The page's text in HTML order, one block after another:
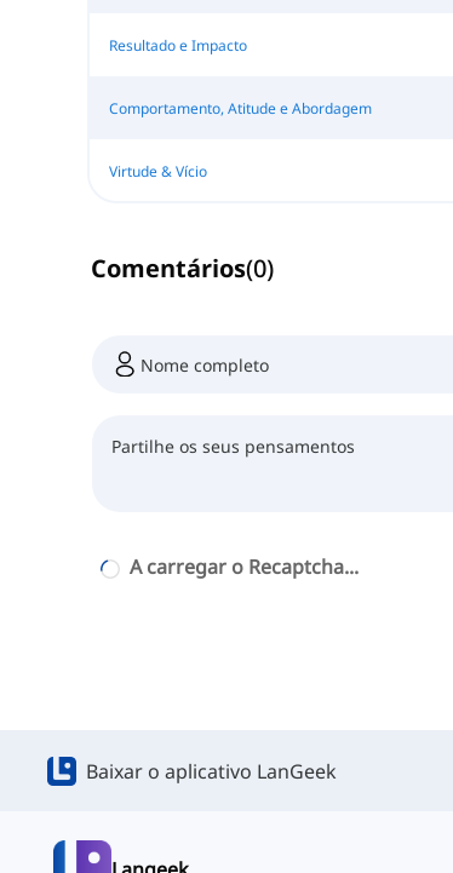
Resultado e Impacto
Comportamento, Atitude e Abordagem
Virtude & Vício
Comentários(0)
A carregar o Recaptcha...
Baixar o aplicativo LanGeek